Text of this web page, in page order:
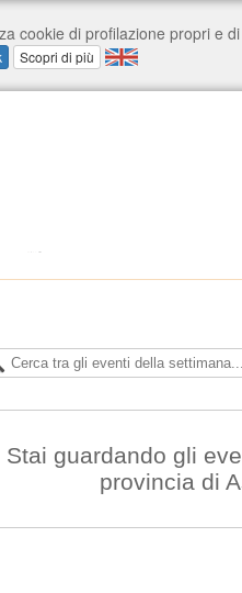
Stai guardando gli
provincia di